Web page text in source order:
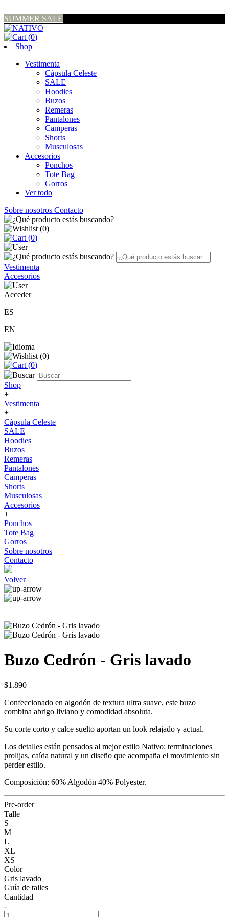
SUMMER SALE
(0)
Shop
Vestimenta
Cápsula Celeste
SALE
Hoodies
Buzos
Remeras
Pantalones
Camperas
Shorts
Musculosas
Accesorios
Ponchos
Tote Bag
Gorros
Ver todo
Sobre nosotros Contacto
(0)
(0)
Vestimenta
Accesorios
Acceder
ES
EN
(0)
(0)
Shop
+
Vestimenta
+
Cápsula Celeste
SALE
Hoodies
Buzos
Remeras
Pantalones
Camperas
Shorts
Musculosas
Accesorios
+
Ponchos
Tote Bag
Gorros
Sobre nosotros
Contacto
Volver
Buzo Cedrón - Gris lavado
$1.890
Confeccionado en algodón de textura ultra suave, este buzo
combina abrigo liviano y comodidad absoluta.
Su corte corto y calce suelto aportan un look relajado y actual.
Los detalles están pensados al mejor estilo Nativo: terminaciones
prolijas, caída natural y un diseño que acompaña el movimiento sin
perder estilo.
Composición: 60% Algodón 40% Polyester.
Pre-order
Talle
S
M
L
XL
XS
Color
Gris lavado
Guía de talles
Cantidad
-